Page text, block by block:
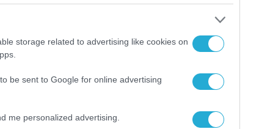
storage related to advertising like cookies on
be sent to Google for online advertising
me personalized advertising.